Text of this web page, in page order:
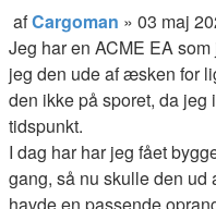
Citer
Indlæg
afCargoman » 03 maj
Jeg har en ACME EA
jeg den ude af æsken for
den ikke på sporet, da
tidspunkt.
I dag har har jeg fået
gang, så nu skulle den